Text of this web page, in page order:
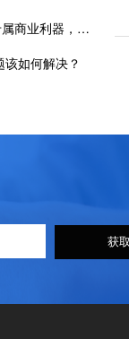
成都小程序定制开发公司：打造专属商业利器，引领数字化转型
如何解决？
获